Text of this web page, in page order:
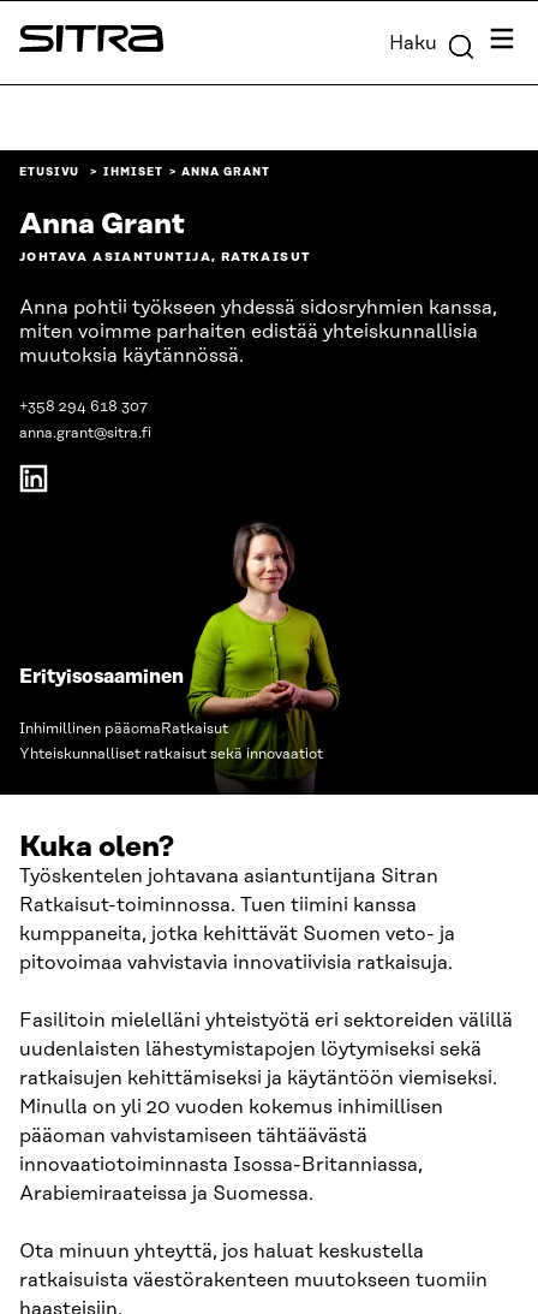
Siirry
suoraan
Sitra Haku
ETUSIVU IHMISET ANNA GRANT
Anna Grant
JOHTAVA ASIANTUNTIJA, RATKAISUT
Anna pohtii työkseen yhdessä sidosryhmien kanssa,
miten voimme parhaiten edistää yhteiskunnallisia
muutoksia käytännössä.
+358 294 618 307
anna.grant@sitra.fi
Erityisosaaminen
Inhimillinen pääoma Ratkaisut
Yhteiskunnalliset ratkaisut sekä innovaatiot
Kuka olen?
Työskentelen johtavana asiantuntijana Sitran
Ratkaisut-toiminnossa. Tuen tiimini kanssa
kumppaneita, jotka kehittävät Suomen veto- ja
pitovoimaa vahvistavia innovatiivisia ratkaisuja.
Fasilitoin mielelläni yhteistyötä eri sektoreiden välillä
uudenlaisten lähestymistapojen löytymiseksi sekä
ratkaisujen kehittämiseksi ja käytäntöön viemiseksi.
Minulla on yli 20 vuoden kokemus inhimillisen
pääoman vahvistamiseen tähtäävästä
innovaatiotoiminnasta Isossa-Britanniassa,
Arabiemiraateissa ja Suomessa.
Ota minuun yhteyttä, jos haluat keskustella
ratkaisuista väestörakenteen muutokseen tuomiin
haasteisiin.